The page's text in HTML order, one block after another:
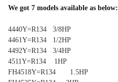
We got 7 models available as below:
4440Y=R134 3/8HP
4461Y=R134 1/2HP
4492Y=R134 3/4HP
4511Y=R134 1HP
FH4518Y=R134 1.5HP